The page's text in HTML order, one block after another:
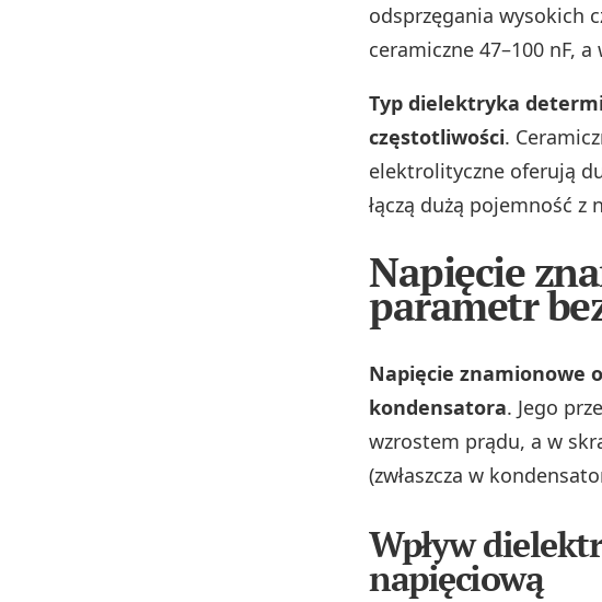
odsprzęgania wysokich
ceramiczne 47–100 nF,
Typ dielektryka
częstotliwości.
elektrolityczne oferują
łączą dużą pojemność z
Napięcie
parametr
Napięcie znamionowe
kondensatora. Jego
wzrostem prądu, a w
(zwłaszcza w
Wpływ
napięciową